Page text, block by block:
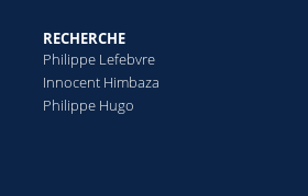
RECHERCHE
Philippe Lefebvre
Innocent Himbaza
Philippe Hugo